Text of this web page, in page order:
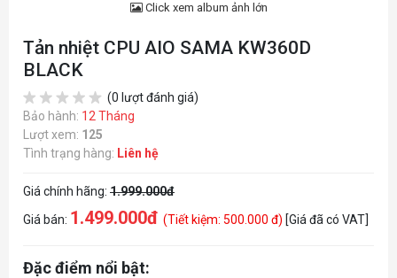
Click xem album ảnh lớn
Tản nhiệt CPU AIO SAMA KW360D
BLACK
(0 lượt đánh giá)
Bảo hành: 12 Tháng
Lượt xem: 125
Tình trạng hàng: Liên hệ
Giá chính hãng: 1.999.000đ
Giá bán: 1.499.000đ (Tiết kiệm: 500.000 đ) [Giá đã có VAT]
Đặc điểm nổi bật: